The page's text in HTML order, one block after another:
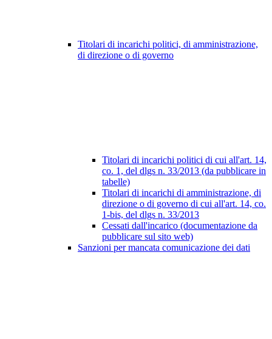
Titolari di incarichi politici, di amministrazione,
di direzione o di governo
Titolari di incarichi politici di cui all'art. 14,
co. 1, del dlgs n. 33/2013 (da pubblicare in
tabelle)
Titolari di incarichi di amministrazione, di
direzione o di governo di cui all'art. 14, co.
1-bis, del dlgs n. 33/2013
Cessati dall'incarico (documentazione da
pubblicare sul sito web)
Sanzioni per mancata comunicazione dei dati